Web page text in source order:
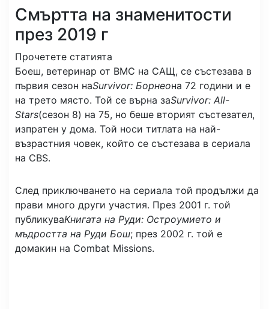
Смъртта на знаменитости
през 2019 г
Прочетете статията
Боеш, ветеринар от ВМС на САЩ, се състезава в
първия сезон наSurvivor: Борнеона 72 години и е
на трето място. Той се върна заSurvivor: All-
Stars(сезон 8) на 75, но беше вторият състезател,
изпратен у дома. Той носи титлата на най-
възрастния човек, който се състезава в сериала
на CBS.
След приключването на сериала той продължи да
прави много други участия. През 2001 г. той
публикуваКнигата на Руди: Остроумието и
мъдростта на Руди Бош; през 2002 г. той е
домакин на Combat Missions.